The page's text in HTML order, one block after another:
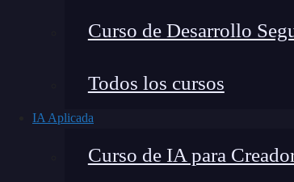
Curso de Desarrollo
Todos los cursos
IA Aplicada
Curso de IA para
Contribuyo a acercar la realidad